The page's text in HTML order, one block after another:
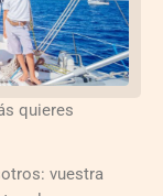
quieres
vuestra